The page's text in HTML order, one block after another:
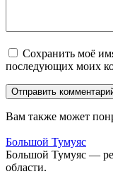
Сохранить моё
последующих моих
Вам также может
Большой Тумуяс
Большой Тумуяс —
области.